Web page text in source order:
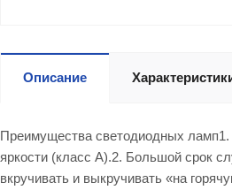
Описание
Преимущества светодиодных
яркости (класс А).2. Большой срок
вкручивать и выкручивать «на